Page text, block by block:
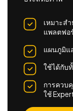
เหมาะส
แพลตฟอ
แผนภูมิแ
ใช้ได้กับ
การควบ
ใช้